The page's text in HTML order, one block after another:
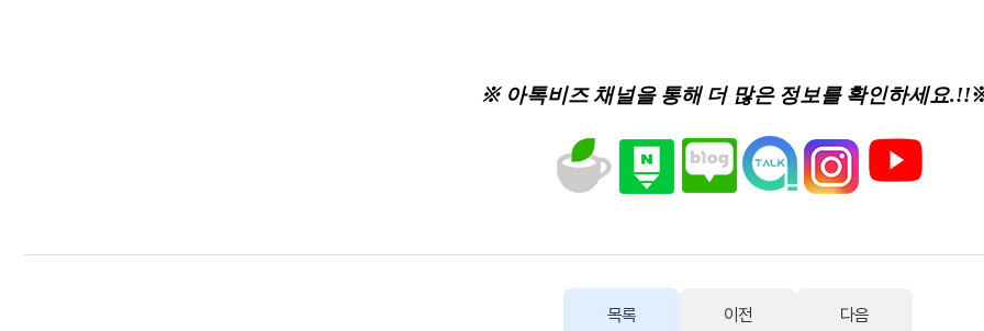
※ 아톡비즈 채널을 통해 더 많은 정보를 확인하세요.!!
목록 이전 다음